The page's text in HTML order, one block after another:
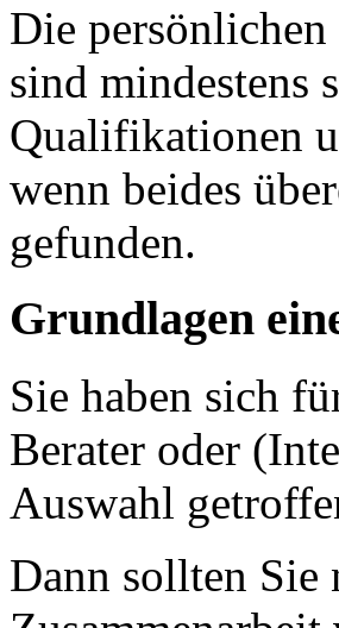
Die persönlichen
sind mindestens
Qualifikationen
wenn beides
gefunden.
Grundlagen
Sie haben sich
Berater oder
Auswahl
Dann sollten Sie